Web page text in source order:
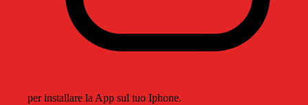
per installare la App sul tuo Iphone.